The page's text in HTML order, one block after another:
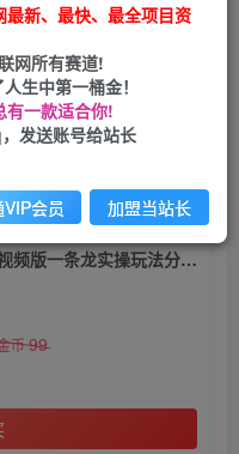
，视频版一条龙实
关注
1547 121
抖音王者荣耀游戏变现副业项目，视频版一条龙实操玩法分享给你
币99
新、最快、最全项目资
网所有赛道!
生中第一桶金！
有一款适合你!
发送账号给站长
会员 加盟当站长